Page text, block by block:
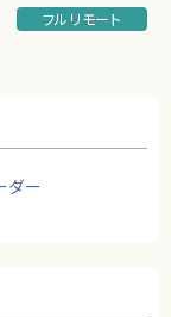
フルリモート
ダー